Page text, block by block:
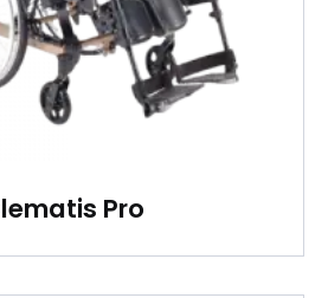
Pro